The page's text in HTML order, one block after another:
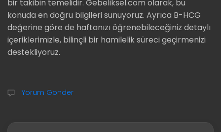
bir takibin temelidir. Gebeliksel.com olarak, bu
konuda en doğru bilgileri sunuyoruz. Ayrıca B-HCG
değerine göre de haftanızı öğrenebileceğiniz detaylı
içeriklerimizle, bilinçli bir hamilelik süreci geçirmenizi
destekliyoruz.
Yorum Gönder